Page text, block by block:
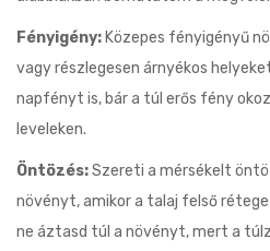
Fényigény: Közepes fényigényű
vagy részlegesen árnyékos
napfényt is, bár a túl erős fény
leveleken.
Öntözés:Szereti a mérsékelt
növényt, amikor a talaj felső
ne áztasd túl a növényt, mert a